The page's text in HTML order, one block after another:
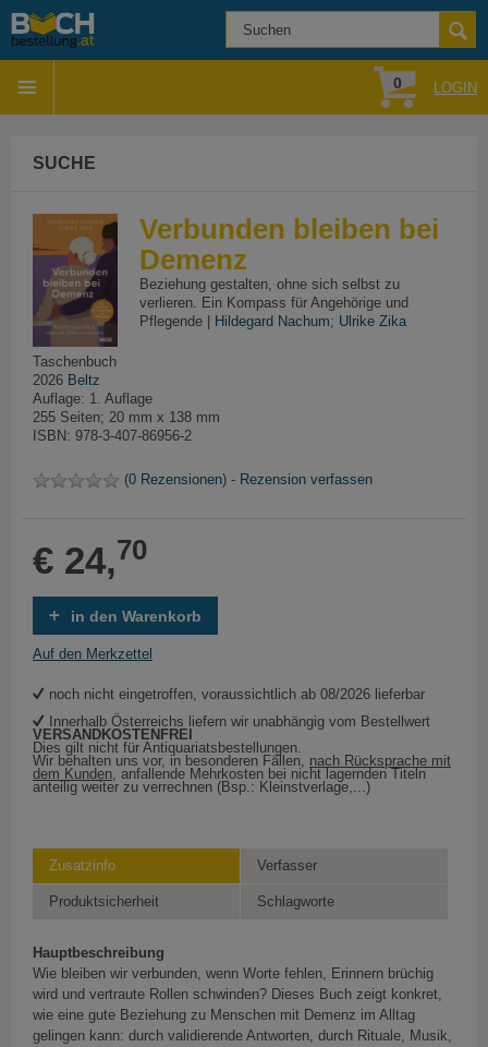
0 LOGIN
SUCHE
Verbunden bleiben bei
Demenz
Beziehung gestalten, ohne sich selbst zu
verlieren. Ein Kompass für Angehörige und
Pflegende |
Hildegard Nachum; Ulrike Zika
Taschenbuch
2026 Beltz
Auflage: 1. Auflage
255 Seiten; 20 mm x 138 mm
ISBN: 978-3-407-86956-2
(0 Rezensionen) - Rezension verfassen
€ 24,70
in den Warenkorb
Auf den Merkzettel
noch nicht eingetroffen, voraussichtlich ab 08/2026 lieferbar
Innerhalb Österreichs liefern wir unabhängig vom Bestellwert
VERSANDKOSTENFREI
Dies gilt nicht für Antiquariatsbestellungen.
Wir behalten uns vor, in besonderen Fällen, nach Rücksprache mit
dem Kunden, anfallende Mehrkosten bei nicht lagernden Titeln
anteilig weiter zu verrechnen (Bsp.: Kleinstverlage,...)
Zusatzinfo Verfasser
Produktsicherheit Schlagworte
Hauptbeschreibung
Wie bleiben wir verbunden, wenn Worte fehlen, Erinnern brüchig
wird und vertraute Rollen schwinden? Dieses Buch zeigt konkret,
wie eine gute Beziehung zu Menschen mit Demenz im Alltag
gelingen kann: durch validierende Antworten, durch Rituale, Musik,